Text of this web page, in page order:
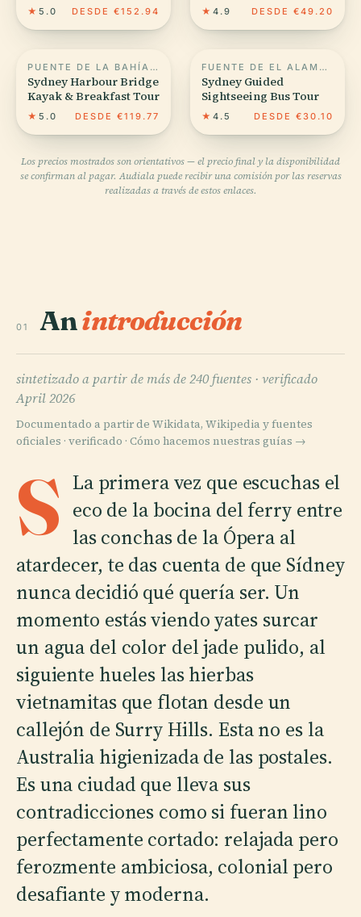
★ 5.0 DESDE €152.94 ★ 4.9 DESDE €49.20
PUENTE DE LA BAHÍA DE SÍDNEY
Sydney Harbour Bridge
Kayak & Breakfast Tour
★ 5.0 DESDE €119.77
FUENTE DE EL ALAMEIN
Sydney Guided
Sightseeing Bus Tour
★ 4.5 DESDE €30.10
Los precios mostrados son orientativos — el precio final y la disponibilidad
se confirman al pagar. Audiala puede recibir una comisión por las reservas
realizadas a través de estos enlaces.
01 Anintroducción
sintetizado a partir de más de 240 fuentes · verificado
April 2026
Documentado a partir de Wikidata, Wikipedia y fuentes
oficiales · verificado · Cómo hacemos nuestras guías →
S La primera vez que escuchas el
eco de la bocina del ferry entre
las conchas de la Ópera al
atardecer, te das cuenta de que Sídney
nunca decidió qué quería ser. Un
momento estás viendo yates surcar
un agua del color del jade pulido, al
siguiente hueles las hierbas
vietnamitas que flotan desde un
callejón de Surry Hills. Esta no es la
Australia higienizada de las postales.
Es una ciudad que lleva sus
contradicciones como si fueran lino
perfectamente cortado: relajada pero
ferozmente ambiciosa, colonial pero
desafiante y moderna.